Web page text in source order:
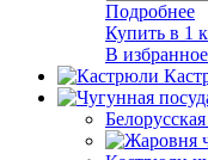
Подробнее
Купить в 1
В избранное